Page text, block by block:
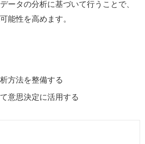
ータの分析に基づいて行うことで、
能性を高めます。
方法を整備する
意思決定に活用する